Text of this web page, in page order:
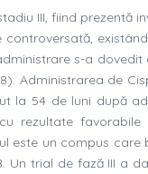
III, fiind prezentă
s-a
Administrarea de
la 54 de luni după
rezultate
este un compus
Un trial de fază III a